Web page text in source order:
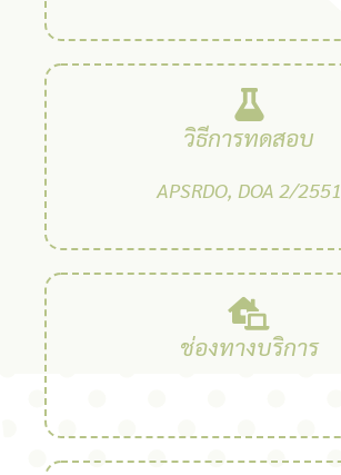
วิธีการทดสอบ
APSRDO, DOA 2/2551
ช่องทางบริการ